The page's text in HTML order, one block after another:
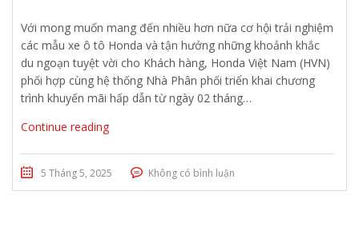
Với mong muốn mang đến nhiều hơn nữa cơ hội trải nghiệm
các mẫu xe ô tô Honda và tận hưởng những khoảnh khắc
du ngoạn tuyệt vời cho Khách hàng, Honda Việt Nam (HVN)
phối hợp cùng hệ thống Nhà Phân phối triển khai chương
trình khuyến mãi hấp dẫn từ ngày 02 tháng…
Continue reading
5 Tháng 5, 2025 Không có bình luận